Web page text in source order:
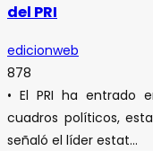
del PRI
edicionweb
878
• El PRI ha entrado
cuadros políticos,
señaló el líder estat...